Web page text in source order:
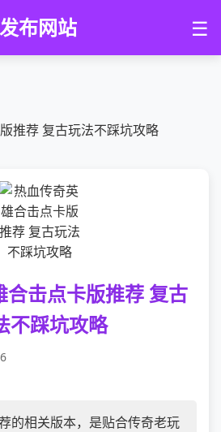
布网站 ☰
推荐 复古玩法不踩坑攻略
合击点卡版推荐 复古
不踩坑攻略
的相关版本，是贴合传奇老玩